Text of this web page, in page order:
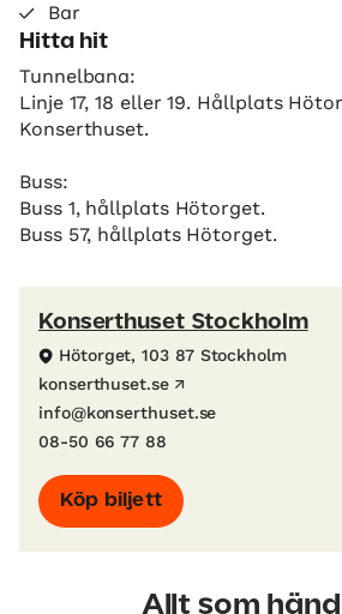
Bar
Hitta hit
Tunnelbana:
Linje 17, 18 eller 19. Hållplats
Konserthuset.
Buss:
Buss 1, hållplats Hötorget.
Buss 57, hållplats Hötorget.
Konserthuset Stockholm
Hötorget, 103 87 Stockholm
konserthuset.se
info@konserthuset.se
08-50 66 77 88
Köp biljett
Allt som